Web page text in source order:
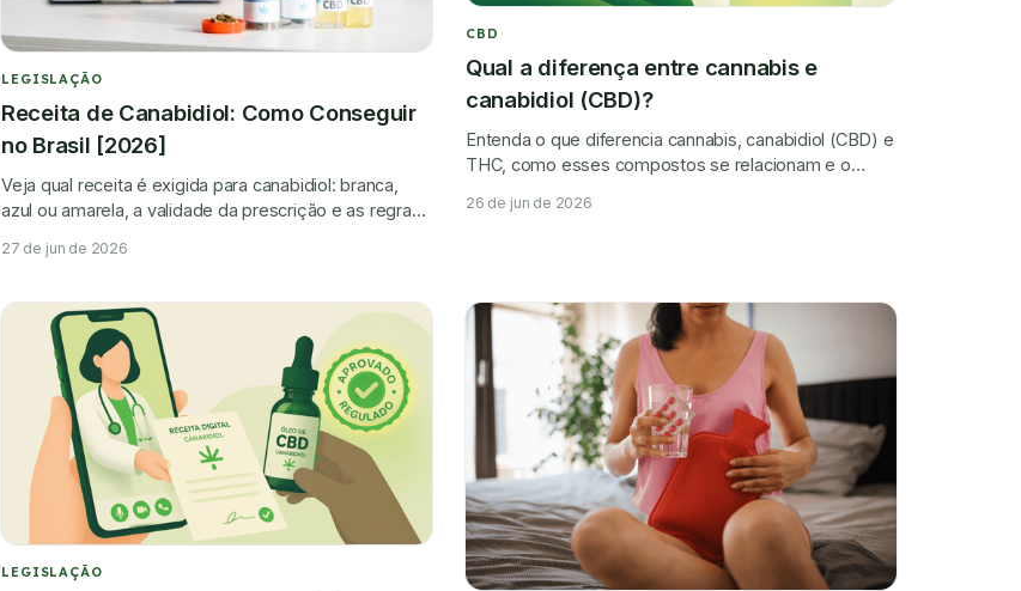
LEGISLAÇÃO
Receita de Canabidiol: Como Conseguir
no Brasil [2026]
Veja qual receita é exigida para canabidiol: branca,
azul ou amarela, a validade da prescrição e as regras
27 de jun de 2026
CBD
Qual a diferença entre cannabis e
canabidiol (CBD)?
Entenda o que diferencia cannabis, canabidiol (CBD) e
THC, como esses compostos se relacionam e o
26 de jun de 2026
LEGISLAÇÃO